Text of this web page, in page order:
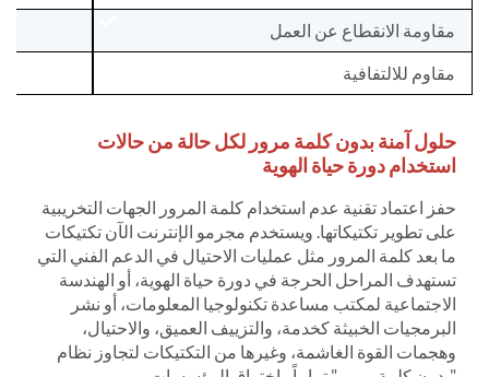
مقاومة الانقطاع عن العمل
مقاوم للالتفافية
حلول آمنة بدون كلمة مرور لكل حالة من حالات
استخدام دورة حياة الهوية
حفز اعتماد تقنية عدم استخدام كلمة المرور الجهات التخريبية
على تطوير تكتيكاتها. ويستخدم مجرمو الإنترنت الآن تكتيكات
ما بعد كلمة المرور مثل عمليات الاحتيال في الدعم الفني التي
تستهدف المراحل الحرجة في دورة حياة الهوية، أو الهندسة
الاجتماعية لمكتب مساعدة تكنولوجيا المعلومات، أو نشر
البرمجيات الخبيثة كخدمة، والتزييف العميق، والاحتيال،
وهجمات القوة الغاشمة، وغيرها من التكتيكات لتجاوز نظام